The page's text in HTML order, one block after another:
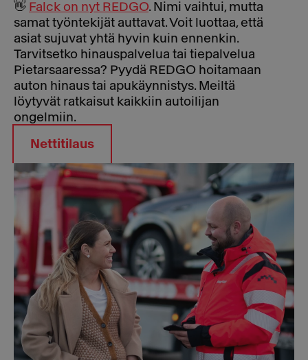
👋 Falck on nyt REDGO. Nimi vaihtui, mutta
samat työntekijät auttavat. Voit luottaa, että
asiat sujuvat yhtä hyvin kuin ennenkin.
Tarvitsetko hinauspalvelua tai tiepalvelua
Pietarsaaressa? Pyydä REDGO hoitamaan
auton hinaus tai apukäynnistys. Meiltä
löytyvät ratkaisut kaikkiin autoilijan
ongelmiin.
Nettitilaus